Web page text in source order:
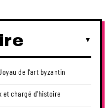
de l’art byzantin
chargé d’histoire